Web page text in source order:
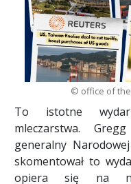
© office of
To istotne
mleczarstwa.
generalny
skomentował to
opiera się na